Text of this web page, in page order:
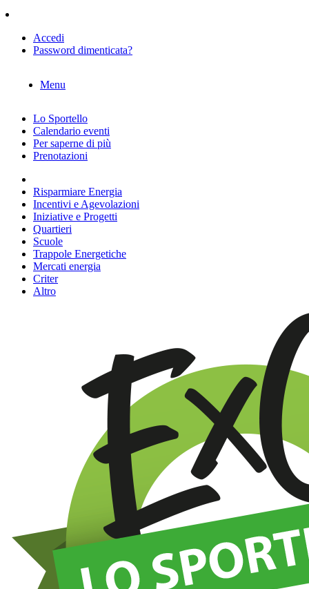
Accedi
Password dimenticata?
Menu
Lo Sportello
Calendario eventi
Per saperne di più
Prenotazioni
Risparmiare Energia
Incentivi e Agevolazioni
Iniziative e Progetti
Quartieri
Scuole
Trappole Energetiche
Mercati energia
Criter
Altro